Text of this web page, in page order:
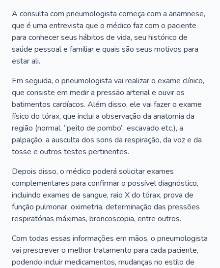
A consulta com pneumologista começa com a anamnese,
que é uma entrevista que o médico faz com o paciente
para conhecer seus hábitos de vida, seu histórico de
saúde pessoal e familiar e quais são seus motivos para
estar ali.
Em seguida, o pneumologista vai realizar o exame clínico,
que consiste em medir a pressão arterial e ouvir os
batimentos cardíacos. Além disso, ele vai fazer o exame
físico do tórax, que inclui a observação da anatomia da
região (normal, “peito de pombo”, escavado etc.), a
palpação, a ausculta dos sons da respiração, da voz e da
tosse e outros testes pertinentes.
Depois disso, o médico poderá solicitar exames
complementares para confirmar o possível diagnóstico,
incluindo exames de sangue, raio X do tórax, prova de
função pulmonar, oximetria, determinação das pressões
respiratórias máximas, broncoscopia, entre outros.
Com todas essas informações em mãos, o pneumologista
vai prescrever o melhor tratamento para cada paciente,
podendo incluir medicamentos, mudanças no estilo de